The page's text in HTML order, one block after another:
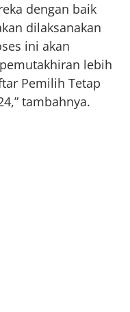
dengan baik
dilaksanakan
ini akan
lebih
Pemilih Tetap
tambahnya.